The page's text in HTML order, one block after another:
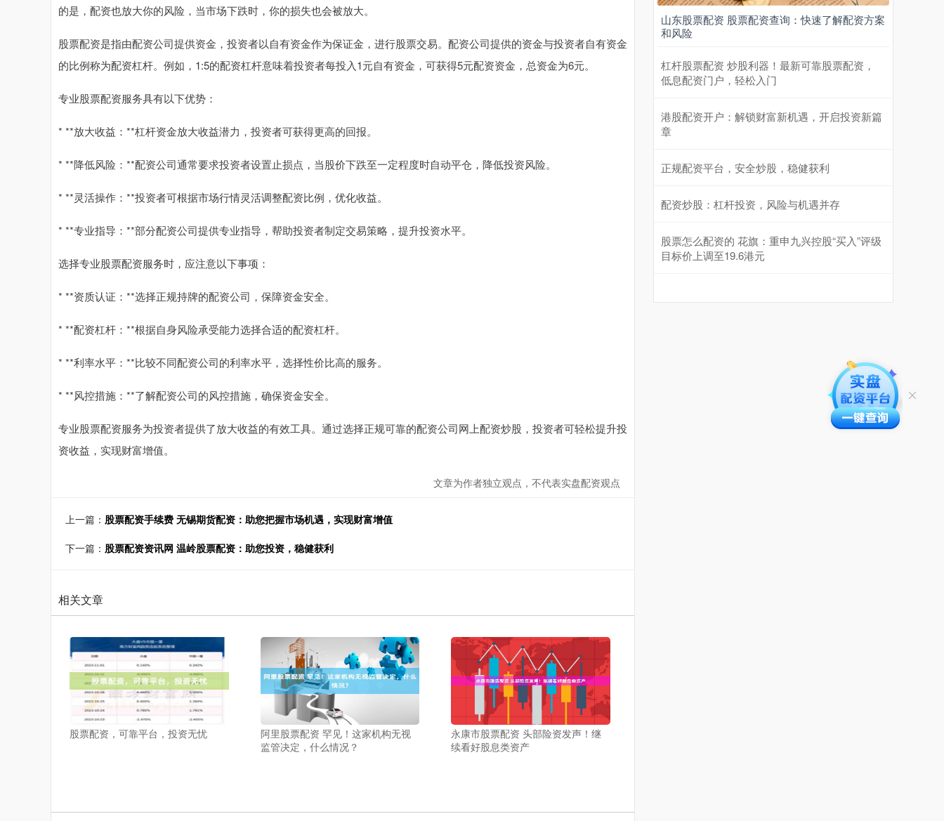
的是，配资也放大你的风险，当市场下跌时，你的损失也会被放大。
股票配资是指由配资公司提供资金，投资者以自有资金作为保证金，进行股票交易。配资公司提供的资金与投资者自有资金
的比例称为配资杠杆。例如，1:5的配资杠杆意味着投资者每投入1元自有资金，可获得5元配资资金，总资金为6元。
专业股票配资服务具有以下优势：
* **放大收益：**杠杆资金放大收益潜力，投资者可获得更高的回报。
* **降低风险：**配资公司通常要求投资者设置止损点，当股价下跌至一定程度时自动平仓，降低投资风险。
* **灵活操作：**投资者可根据市场行情灵活调整配资比例，优化收益。
* **专业指导：**部分配资公司提供专业指导，帮助投资者制定交易策略，提升投资水平。
选择专业股票配资服务时，应注意以下事项：
* **资质认证：**选择正规持牌的配资公司，保障资金安全。
* **配资杠杆：**根据自身风险承受能力选择合适的配资杠杆。
* **利率水平：**比较不同配资公司的利率水平，选择性价比高的服务。
* **风控措施：**了解配资公司的风控措施，确保资金安全。
专业股票配资服务为投资者提供了放大收益的有效工具。通过选择正规可靠的配资公司网上配资炒股，投资者可轻松提升投
资收益，实现财富增值。
文章为作者独立观点，不代表实盘配资观点
上一篇： 股票配资手续费 无锡期货配资：助您把握市场机遇，实现财富增值
下一篇： 股票配资资讯网 温岭股票配资：助您投资，稳健获利
相关文章
股票配资，可靠平台，投资无忧
阿里股票配资 罕见！这家机构无视
监管决定，什么情况？
永康市股票配资 头部险资发声！继
续看好股息类资产
山东股票配资 股票配资查询：快速了解配资方案
和风险
杠杆股票配资 炒股利器！最新可靠股票配资，
低息配资门户，轻松入门
港股配资开户：解锁财富新机遇，开启投资新篇
章
正规配资平台，安全炒股，稳健获利
配资炒股：杠杆投资，风险与机遇并存
股票怎么配资的 花旗：重申九兴控股“买入”评级
目标价上调至19.6港元